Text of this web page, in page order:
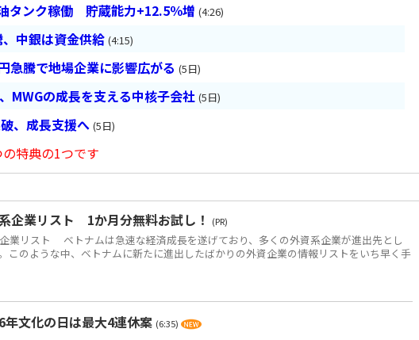
タンク稼働 貯蔵能力+12.5％増 (4:26)
中銀は資金供給 (4:15)
急騰で地場企業に影響広がる (5日)
MWGの成長を支える中核子会社 (5日)
、成長支援へ (5日)
の特典の1つです
企業リスト 1か月分無料お試し！ (PR)
業リスト ベトナムは急速な経済成長を遂げており、多くの外資系企業が進出先とし
このような中、ベトナムに新たに進出したばかりの外資企業の情報リストをいち早く手
文化の日は最大4連休案 (6:35)